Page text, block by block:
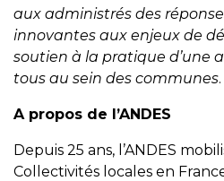
aux administrés des
innovantes aux enjeux de
soutien à la pratique d’une
tous au sein des communes
A propos de l’ANDES
Depuis 25 ans, l’ANDES
Collectivités locales en